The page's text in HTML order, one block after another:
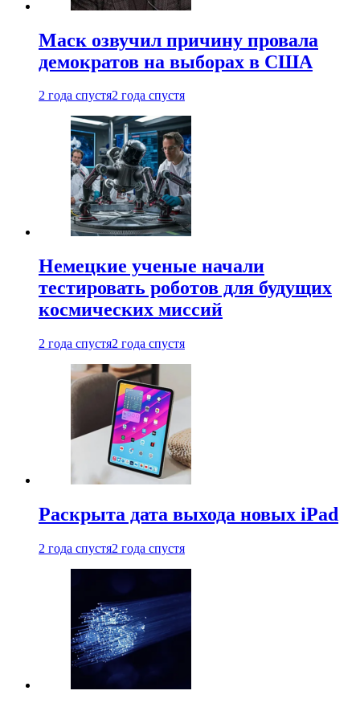
Маск озвучил причину провала
демократов на выборах в США
2 года спустя2 года спустя
Немецкие ученые начали
тестировать роботов для будущих
космических миссий
2 года спустя2 года спустя
Раскрыта дата выхода новых iPad
2 года спустя2 года спустя